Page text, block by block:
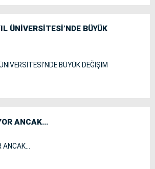
ÜNİVERSİTESİ’NDE BÜYÜK
BÜYÜK DEĞİŞİM
ANCAK…